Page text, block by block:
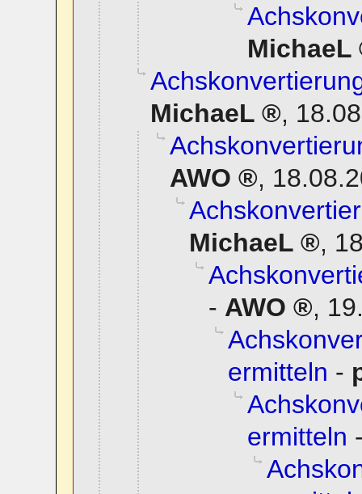
MichaeL
MichaeL
,
AWO
,
MichaeL
,
- AWO ,
ermitteln -
ermitteln